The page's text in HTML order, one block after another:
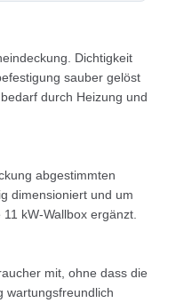
Dichtigkeit
sauber gelöst
durch Heizung und
abgestimmten
dimensioniert und um
kW-Wallbox ergänzt.
mit, ohne dass die
wartungsfreundlich